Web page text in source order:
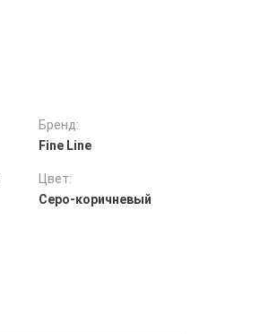
Бренд:
Fine Line
Цвет:
Серо-коричневый